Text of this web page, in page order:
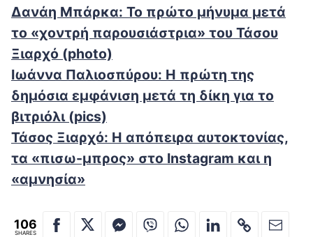
Δανάη Μπάρκα: Το πρώτο μήνυμα μετά
το «χοντρή παρουσιάστρια» του Τάσου
Ξιαρχό (photo)
Ιωάννα Παλιοσπύρου: Η πρώτη της
δημόσια εμφάνιση μετά τη δίκη για το
βιτριόλι (pics)
Τάσος Ξιαρχό: Η απόπειρα αυτοκτονίας,
τα «πισω-μπρος» στο Instagram και η
«αμνησία»
106
SHARES